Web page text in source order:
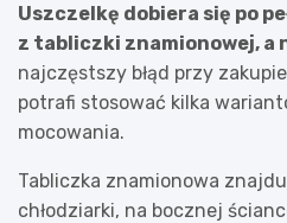
Uszczelkę dobiera się po
z tabliczki znamionowej, a
najczęstszy błąd przy
potrafi stosować kilka
mocowania.
Tabliczka znamionowa
chłodziarki, na bocznej